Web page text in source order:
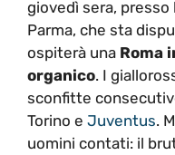
giovedì sera, presso
Parma, che sta
ospiterà una Roma
organico. I
sconfitte
Torino e Juventus.
uomini contati: il